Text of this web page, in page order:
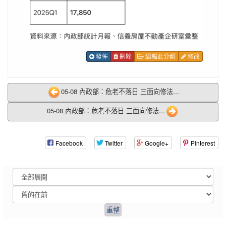
發佈 刪除 編輯此分類 修改
05-08 內政部：危老不落日 三面向修法...
05-08 內政部：危老不落日 三面向修法...
Facebook Twitter Google+ Pinterest